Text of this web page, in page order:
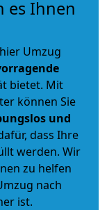
es Ihnen
Umzug
bietet. Mit
können Sie
und
dass Ihre
werden. Wir
zu helfen
nach
ist.